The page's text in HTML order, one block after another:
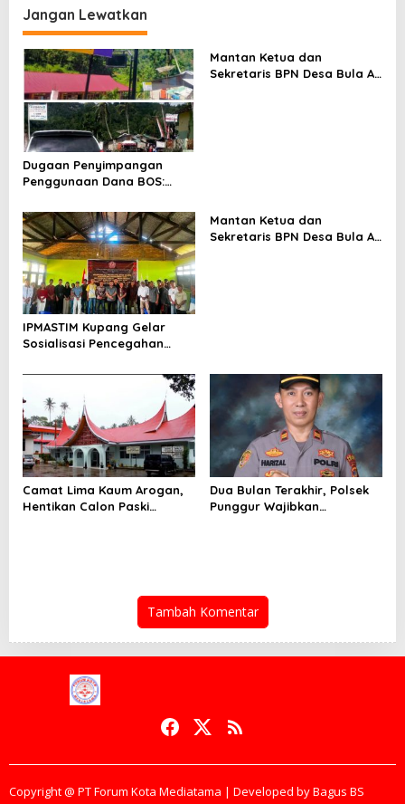
a
s
i
p
o
s
Jangan Lewatkan
Dugaan Penyimpangan
Penggunaan Dana BOS:
Dan Pengembalian Kerugian
Negara
Mantan Ketua dan
Sekretaris BPN Desa Bula Air
IPMASTIM Kupang Gelar
Sosialisasi Pencegahan
KDRT di Desa Kondamara
Mantan Ketua dan
Sekretaris BPN Desa Bula Air
Camat Lima Kaum Arogan,
Hentikan Calon Paski
Dua Bulan Terakhir, Polsek
Punggur Wajibkan
Tambah Komentar
Copyright @ PT Forum Kota Mediatama | Developed by Bagus BS